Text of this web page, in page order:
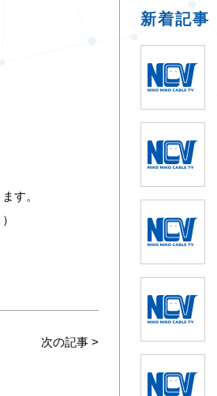
す。
次の記事>
新着記事